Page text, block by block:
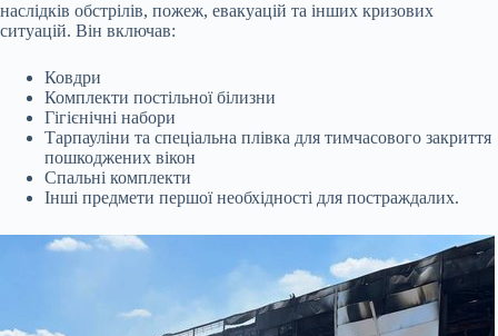
наслідків обстрілів, пожеж, евакуацій та інших кризових
ситуацій. Він включав:
Ковдри
Комплекти постільної білизни
Гігієнічні набори
Тарпауліни та спеціальна плівка для тимчасового закриття
пошкоджених вікон
Спальні комплекти
Інші предмети першої необхідності для постраждалих.